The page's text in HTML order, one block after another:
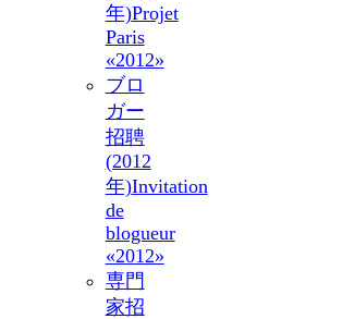
年)Projet
Paris
«2012»
ブロ
ガー
招聘
(2012
年)Invitation
de
blogueur
«2012»
専門
家招